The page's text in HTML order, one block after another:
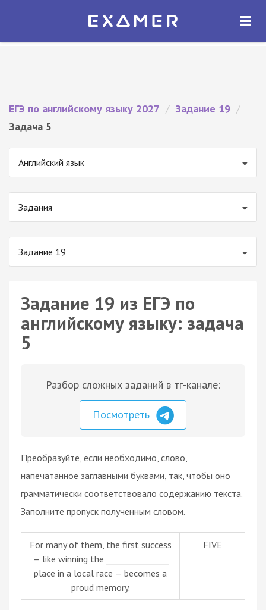
Экзамер — ЕГЭ 2027
ОТКРЫТЬ
ЕГЭ по английскому языку 2027 / Задание 19 /
Задача 5
Английский язык
Задания
Задание 19
Задание 19 из ЕГЭ по
английскому языку: задача
5
Разбор сложных заданий в тг-канале:
Посмотреть
Преобразуйте, если необходимо, слово,
напечатанное заглавными буквами, так, чтобы оно
грамматически соответствовало содержанию текста.
Заполните пропуск полученным словом.
For many of them, the first success
— like winning the _______________
place in a local race — becomes a
proud memory.
FIVE